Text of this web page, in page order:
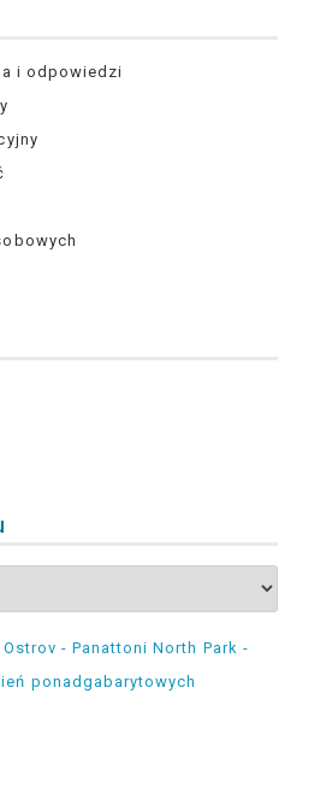
i odpowiedzi
- Panattoni North Park -
ponadgabarytowych